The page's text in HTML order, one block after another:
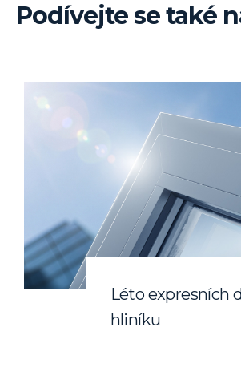
Podívejte se také
Léto expresních
hliníku